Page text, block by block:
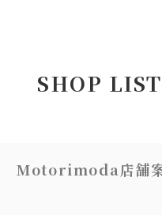
SHOP LIST
Motorimoda店舗